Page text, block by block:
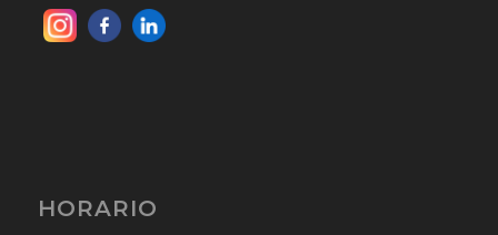
HORARIO